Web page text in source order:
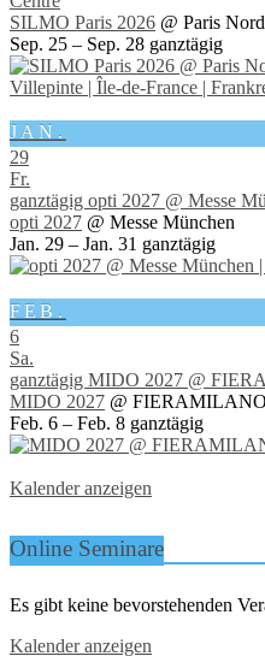
SILMO Paris 2026 @ Paris
Sep. 25 – Sep. 28 ganztägig
JAN.
29
Fr.
ganztägig opti 2027 @ Messe
opti 2027 @ Messe München
Jan. 29 – Jan. 31 ganztägig
FEB.
6
Sa.
ganztägig MIDO 2027 @
MIDO 2027 @ FIERAMILANO
Feb. 6 – Feb. 8 ganztägig
Kalender anzeigen
Online Seminare
Es gibt keine bevorstehenden
Kalender anzeigen